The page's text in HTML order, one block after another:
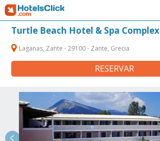
Turtle Beach Hotel & Spa Complex
Laganas, Zante - 29100 - Zante, Grecia
RESERVAR